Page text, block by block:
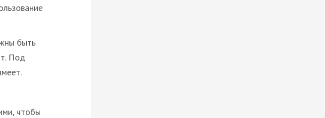
быть
Под
чтобы